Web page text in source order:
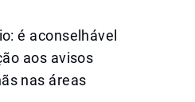
é aconselhável
aos avisos
nas áreas